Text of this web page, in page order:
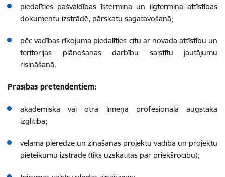
piedalīties pašvaldības īstermiņa un ilgtermiņa attīstības
dokumentu izstrādē, pārskatu sagatavošanā;
pēc vadības rīkojuma piedalīties citu ar novada attīstību un
teritorijas plānošanas darbību saistītu jautājumu
risināšanā.
Prasības pretendentiem:
akadēmiskā vai otrā līmeņa profesionālā augstākā
izglītība;
vēlama pieredze un zināšanas projektu vadībā un projektu
pieteikumu izstrādē (tiks uzskatītas par priekšrocību);